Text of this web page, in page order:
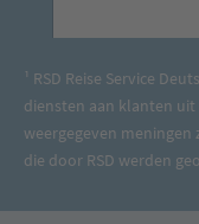
¹ RSD Reise Service
diensten aan klanten
weergegeven meningen
die door RSD werden